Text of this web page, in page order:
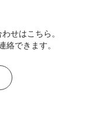
せはこちら。
絡できます。